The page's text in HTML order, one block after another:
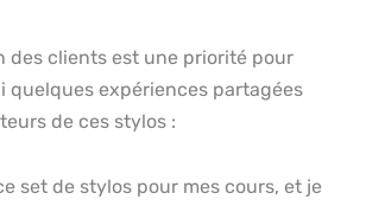
des clients est une priorité pour
quelques expériences partagées
de ces stylos :
set de stylos pour mes cours, et je